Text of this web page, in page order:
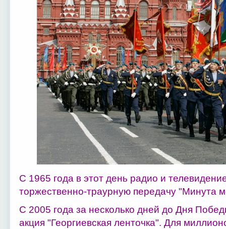
С 1965 года в этот день радио и
торжественно-траурную передачу "Минута
С 2005 года за несколько дней до Дня
акция "Георгиевская ленточка". Для